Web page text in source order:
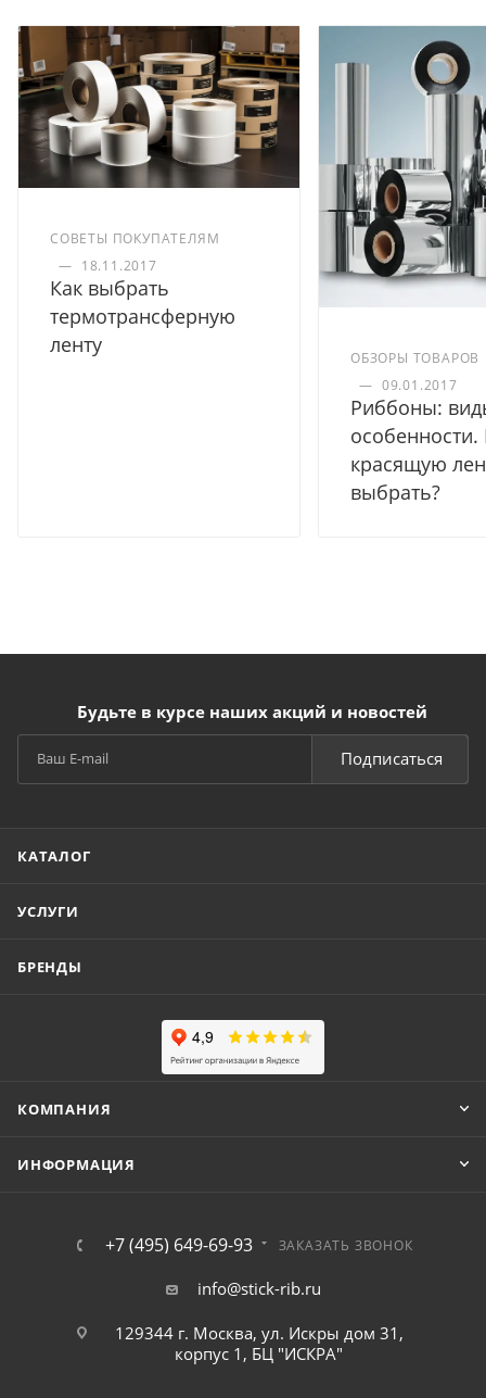
СОВЕТЫ ПОКУПАТЕЛЯМ
— 18.11.2017
Как выбрать
термотрансферную
ленту
ОБЗОРЫ ТОВАРОВ
— 09.01.2017
Риббоны:
красящую
выбрать?
Будьте в курсе наших акций и новостей
Подписаться
КАТАЛОГ
УСЛУГИ
БРЕНДЫ
КОМПАНИЯ
ИНФОРМАЦИЯ
+7 (495) 649-69-93 ЗАКАЗАТЬ ЗВОНОК
info@stick-rib.ru
129344 г. Москва, ул. Искры дом 31,
корпус 1, БЦ "ИСКРА"